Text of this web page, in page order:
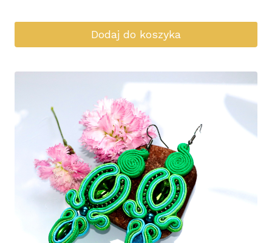
Dodaj do koszyka